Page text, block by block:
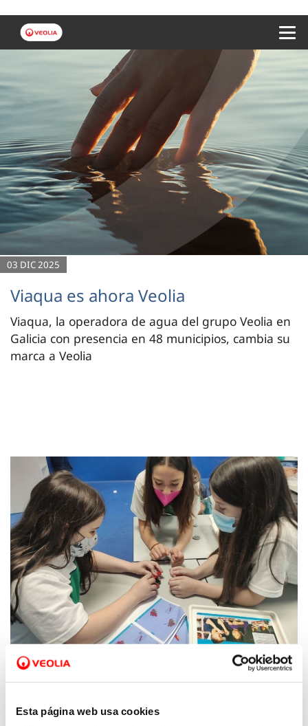
Esta página web usa cookies
03 DIC 2025
Viaqua es ahora Veolia
Viaqua, la operadora de agua del grupo Veolia en
Galicia con presencia en 48 municipios, cambia su
marca a Veolia
16 JUN 2021
Viaqua y la Fundación Aquae premian el
alumnas del programa Aquae STEM